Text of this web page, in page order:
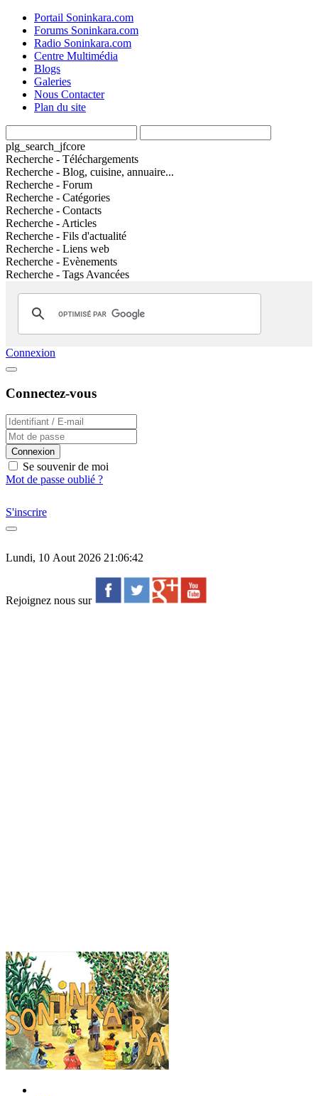
Portail Soninkara.com
Forums Soninkara.com
Radio Soninkara.com
Centre Multimédia
Blogs
Galeries
Nous Contacter
Plan du site
plg_search_jfcore
Recherche - Téléchargements
Recherche - Blog, cuisine, annuaire...
Recherche - Forum
Recherche - Catégories
Recherche - Contacts
Recherche - Articles
Recherche - Fils d'actualité
Recherche - Liens web
Recherche - Evènements
Recherche - Tags Avancées
Connexion
Connectez-vous
Connexion
Se souvenir de moi
Mot de passe oublié ?
S'inscrire
Lundi, 10 Aout 2026 21:06:42
Rejoignez nous sur